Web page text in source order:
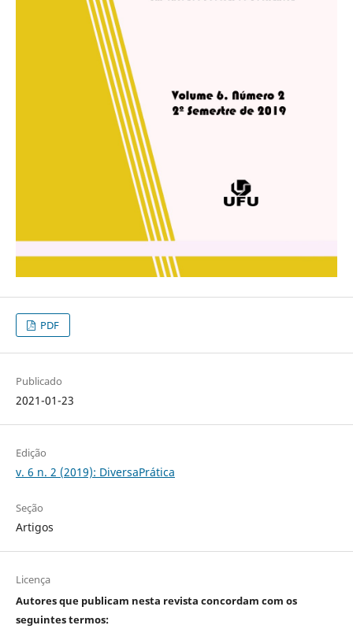
PDF
Publicado
2021-01-23
Edição
v. 6 n. 2 (2019): DiversaPrática
Seção
Artigos
Licença
Autores que publicam nesta revista concordam com os
seguintes termos: